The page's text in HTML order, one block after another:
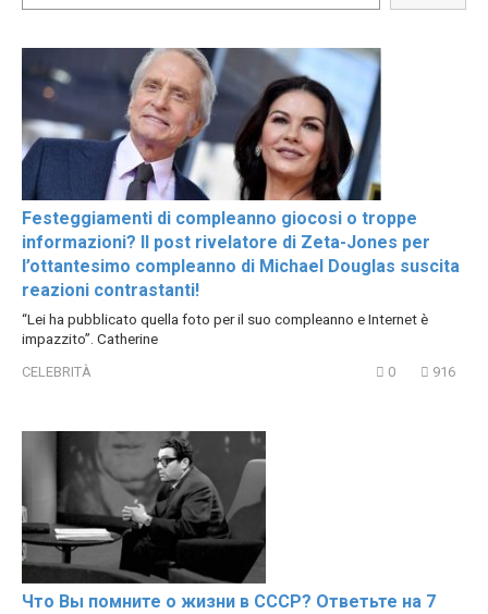
Festeggiamenti di compleanno giocosi o troppe
informazioni? Il post rivelatore di Zeta-Jones per
l’ottantesimo compleanno di Michael Douglas suscita
reazioni contrastanti!
“Lei ha pubblicato quella foto per il suo compleanno e Internet è
impazzito”. Catherine
CELEBRITÀ 0 916
Что Вы помните о жизни в СССР? Ответьте на 7